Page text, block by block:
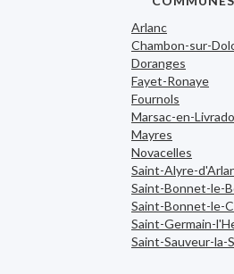
Arlanc
Chambon-sur-
Doranges
Fayet-Ronaye
Fournols
Marsac-en-
Mayres
Novacelles
Saint-Alyre-
Saint-Bonnet-le-
Saint-Bonnet-le-
Saint-Germain-
Saint-Sauveur-la-